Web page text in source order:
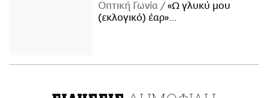
Οπτική Γωνία
«Ω γλυκύ μου
(εκλογικό) έαρ»…